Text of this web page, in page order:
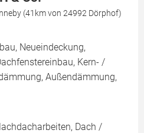
(41km von 24992 Dörphof)
Neueindeckung,
Kern- /
Außendämmung,
Dach /